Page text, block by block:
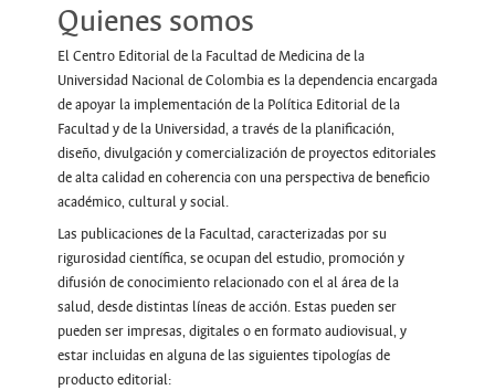
Quienes somos
El Centro Editorial de la Facultad de Medicina de la
Universidad Nacional de Colombia es la dependencia encargada
de apoyar la implementación de la Política Editorial de la
Facultad y de la Universidad, a través de la planificación,
diseño, divulgación y comercialización de proyectos editoriales
de alta calidad en coherencia con una perspectiva de beneficio
académico, cultural y social.
Las publicaciones de la Facultad, caracterizadas por su
rigurosidad científica, se ocupan del estudio, promoción y
difusión de conocimiento relacionado con el al área de la
salud, desde distintas líneas de acción. Estas pueden ser
pueden ser impresas, digitales o en formato audiovisual, y
estar incluidas en alguna de las siguientes tipologías de
producto editorial: